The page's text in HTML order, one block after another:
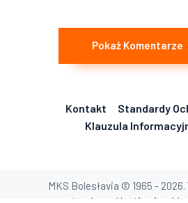
Pokaż Komentarze
Kontakt
Standardy
Klauzula
MKS Bolesłavia © 1965 -